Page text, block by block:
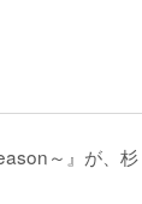
～』が、杉